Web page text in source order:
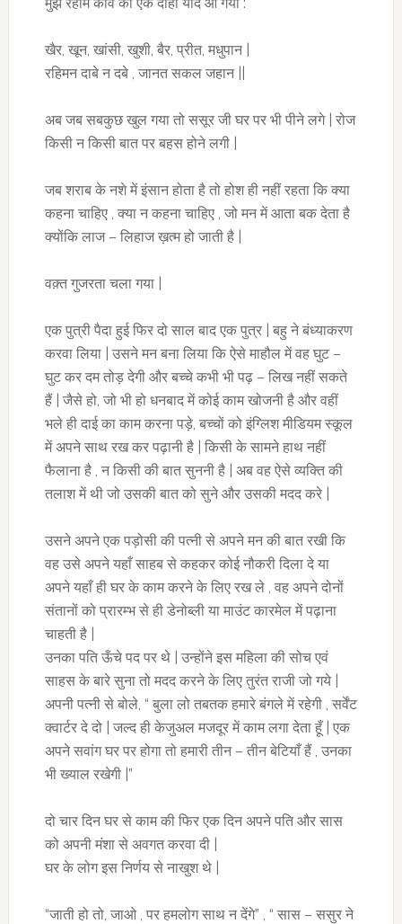
खैर, खून, खांसी, खुशी, बैर, प्रीत, मधुपान |
रहिमन दाबे न दबे , जानत सकल जहान ||
अब जब सबकुछ खुल गया तो ससूर जी घर पर भी पीने लगे | रोज
किसी न किसी बात पर बहस होने लगी |
जब शराब के नशे में इंसान होता है तो होश ही नहीं रहता कि क्या
कहना चाहिए , क्या न कहना चाहिए , जो मन में आता बक देता है
क्योंकि लाज – लिहाज ख़त्म हो जाती है |
वक़्त गुजरता चला गया |
एक पुत्री पैदा हुई फिर दो साल बाद एक पुत्र | बहु ने बंध्याकरण
करवा लिया | उसने मन बना लिया कि ऐसे माहौल में वह घुट –
घुट कर दम तोड़ देगी और बच्चे कभी भी पढ़ – लिख नहीं सकते
हैं | जैसे हो, जो भी हो धनबाद में कोई काम खोजनी है और वहीं
भले ही दाई का काम करना पड़े, बच्चों को इंग्लिश मीडियम स्कूल
में अपने साथ रख कर पढ़ानी है | किसी के सामने हाथ नहीं
फैलाना है , न किसी की बात सुननी है | अब वह ऐसे व्यक्ति की
तलाश में थी जो उसकी बात को सुने और उसकी मदद करे |
उसने अपने एक पड़ोसी की पत्नी से अपने मन की बात रखी कि
वह उसे अपने यहाँ साहब से कहकर कोई नौकरी दिला दे या
अपने यहाँ ही घर के काम करने के लिए रख ले , वह अपने दोनों
संतानों को प्रारम्भ से ही डेनोब्ली या माउंट कारमेल में पढ़ाना
चाहती है |
उनका पति ऊँचे पद पर थे | उन्होंने इस महिला की सोच एवं
साहस के बारे सुना तो मदद करने के लिए तुरंत राजी जो गये |
अपनी पत्नी से बोले, “ बुला लो तबतक हमारे बंगले में रहेगी , सर्वेंट
क्वार्टर दे दो | जल्द ही केजुअल मजदूर में काम लगा देता हूँ | एक
अपने सवांग घर पर होगा तो हमारी तीन – तीन बेटियाँ हैं , उनका
भी ख्याल रखेगी |”
दो चार दिन घर से काम की फिर एक दिन अपने पति और सास
को अपनी मंशा से अवगत करवा दी |
घर के लोग इस निर्णय से नाखुश थे |
“जाती हो तो, जाओ , पर हमलोग साथ न देंगे” , “ सास – ससुर ने